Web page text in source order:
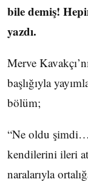
bile demiş!
yazdı.
Merve
başlığıyla
bölüm;
“Ne oldu
kendilerini ileri
naralarıyla